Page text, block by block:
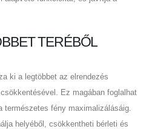
TERÉBŐL
ki a legtöbbet az elrendezés
Ez magában foglalhat
természetes fény maximalizálásáig.
helyéből, csökkentheti bérleti és